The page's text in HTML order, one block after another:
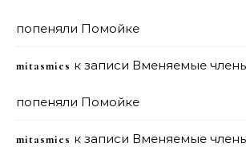
попеняли Помойке
mitasmies к записи Вменяемые
попеняли Помойке
mitasmies к записи Вменяемые